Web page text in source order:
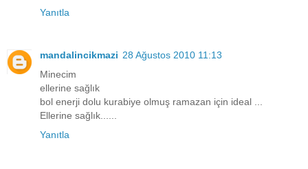
Yanıtla
mandalincikmazi 28 Ağustos 2010 11:13
Minecim
ellerine sağlık
bol enerji dolu kurabiye olmuş ramazan için ideal ...
Ellerine sağlık......
Yanıtla